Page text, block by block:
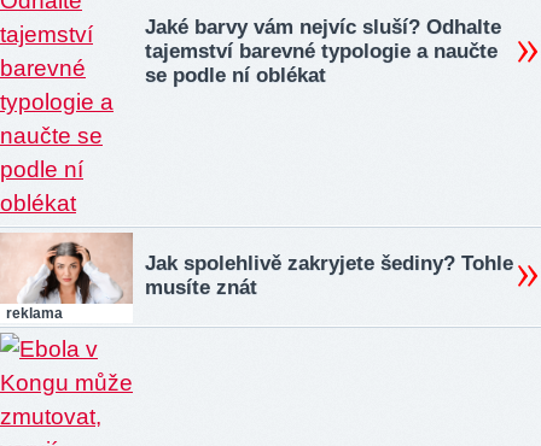
Jaké barvy vám nejvíc sluší? Odhalte
tajemství barevné typologie a naučte
se podle ní oblékat
reklama
Jak spolehlivě zakryjete šediny? Tohle
musíte znát